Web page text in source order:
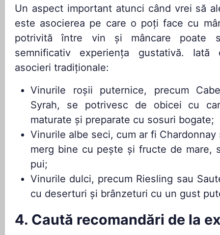
Un aspect important atunci când vrei să
este asocierea pe care o poți face cu
potrivită între vin și mâncare poate
semnificativ experiența gustativă. Iată
asocieri tradiționale:
Vinurile roșii puternice, precum
Syrah, se potrivesc de obicei cu
maturate și preparate cu sosuri bogate;
Vinurile albe seci, cum ar fi Chardonnay
merg bine cu pește și fructe de mare,
pui;
Vinurile dulci, precum Riesling sau
cu deserturi și brânzeturi cu un gust
4. Caută recomandări de la